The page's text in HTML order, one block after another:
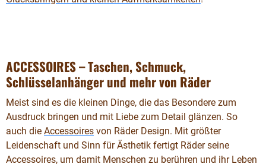
ACCESSOIRES – Taschen, Schmuck,
Schlüsselanhänger und mehr von Räder
Meist sind es die kleinen Dinge, die das Besondere zum
Ausdruck bringen und mit Liebe zum Detail glänzen. So
auch die Accessoires von Räder Design. Mit größter
Leidenschaft und Sinn für Ästhetik fertigt Räder seine
Accessoires, um damit Menschen zu berühren und ihr Leben